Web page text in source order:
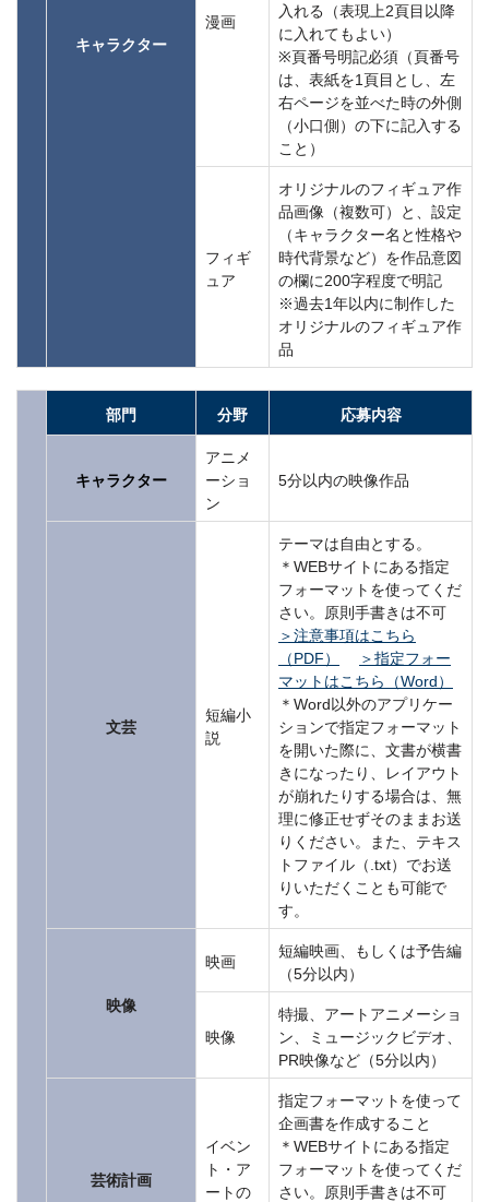
キャラクター
漫画
入れる（表現上2頁目以降
に入れてもよい）
※頁番号明記必須（頁番号
は、表紙を1頁目とし、左
右ページを並べた時の外側
（小口側）の下に記入する
こと）
フィギ
ュア
オリジナルのフィギュア作
品画像（複数可）と、設定
（キャラクター名と性格や
時代背景など）を作品意図
の欄に200字程度で明記
※過去1年以内に制作した
オリジナルのフィギュア作
品
部門 分野 応募内容
キャラクター
アニメ
ーショ
ン
5分以内の映像作品
文芸
短編小
説
テーマは自由とする。
＊WEBサイトにある指定
フォーマットを使ってくだ
さい。原則手書きは不可
＞注意事項はこちら
（PDF）
＞指定フォー
マットはこちら（Word）
＊Word以外のアプリケー
ションで指定フォーマット
を開いた際に、文書が横書
きになったり、レイアウト
が崩れたりする場合は、無
理に修正せずそのままお送
りください。また、テキス
トファイル（.txt）でお送
りいただくことも可能で
す。
映像
映画
短編映画、もしくは予告編
（5分以内）
映像
特撮、アートアニメーショ
ン、ミュージックビデオ、
PR映像など（5分以内）
芸術計画
イベン
ト・ア
ートの
指定フォーマットを使って
企画書を作成すること
＊WEBサイトにある指定
フォーマットを使ってくだ
さい。原則手書きは不可